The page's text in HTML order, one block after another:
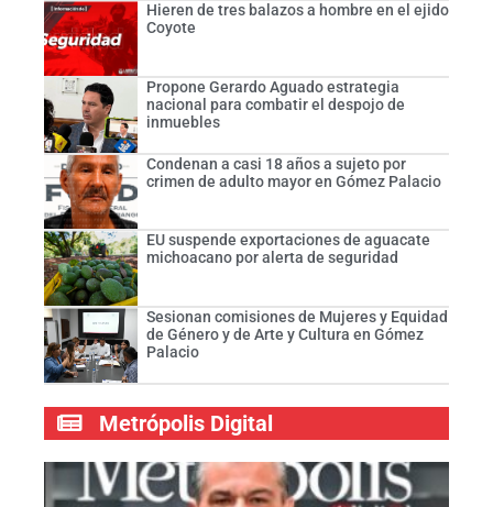
Hieren de tres balazos a hombre en el ejido
Coyote
Propone Gerardo Aguado estrategia
nacional para combatir el despojo de
inmuebles
Condenan a casi 18 años a sujeto por
crimen de adulto mayor en Gómez Palacio
EU suspende exportaciones de aguacate
michoacano por alerta de seguridad
Sesionan comisiones de Mujeres y Equidad
de Género y de Arte y Cultura en Gómez
Palacio
Metrópolis Digital